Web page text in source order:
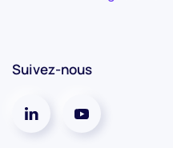
Suivez-nous